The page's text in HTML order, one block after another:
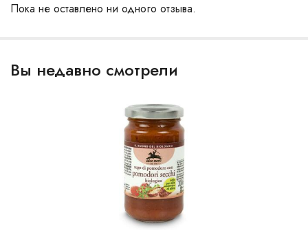
Пока не оставлено ни одного отзыва.
Вы недавно смотрели